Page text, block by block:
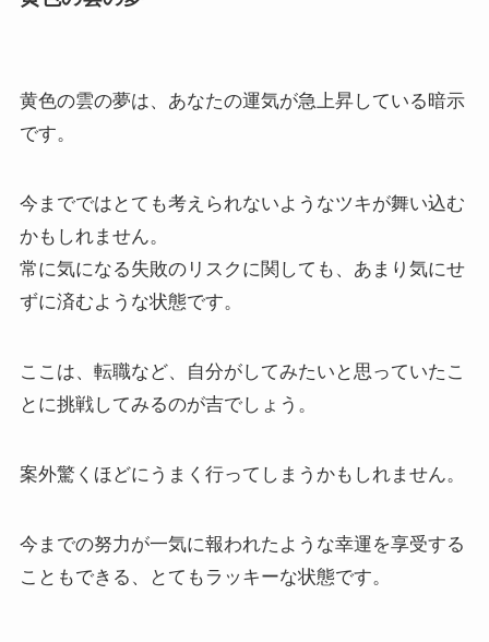
黄色の雲の夢は、あなたの運気が急上昇している暗示
です。
今までではとても考えられないようなツキが舞い込む
かもしれません。
常に気になる失敗のリスクに関しても、あまり気にせ
ずに済むような状態です。
ここは、転職など、自分がしてみたいと思っていたこ
とに挑戦してみるのが吉でしょう。
案外驚くほどにうまく行ってしまうかもしれません。
今までの努力が一気に報われたような幸運を享受する
こともできる、とてもラッキーな状態です。